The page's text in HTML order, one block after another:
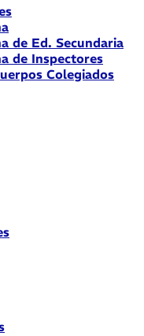
de Ed. Secundaria
de Inspectores
Colegiados